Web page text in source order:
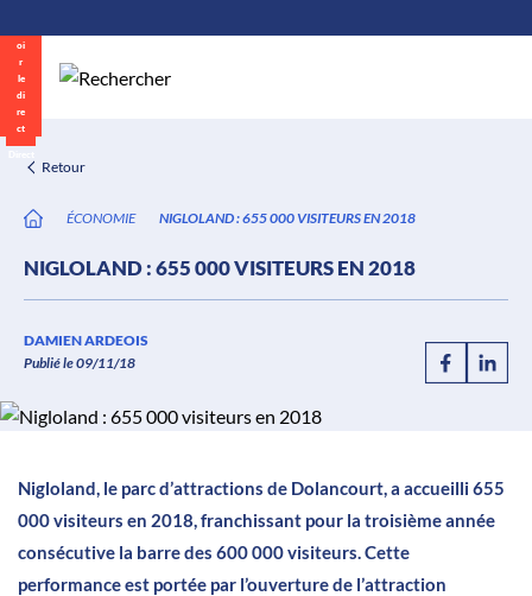
au
contenu
Retour
ÉCONOMIE NIGLOLAND : 655 000 VISITEURS EN 2018
NIGLOLAND : 655 000 VISITEURS EN 2018
DAMIEN ARDEOIS
Publié le 09/11/18
Nigloland, le parc d’attractions de Dolancourt, a accueilli 655
000 visiteurs en 2018, franchissant pour la troisième année
consécutive la barre des 600 000 visiteurs. Cette
performance est portée par l’ouverture de l’attraction